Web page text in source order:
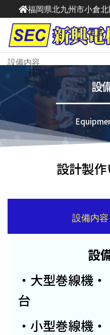
福岡県北九州市小倉
設備内容
設
設計製
設備内
設
・大型巻線機
台
・小型巻線機